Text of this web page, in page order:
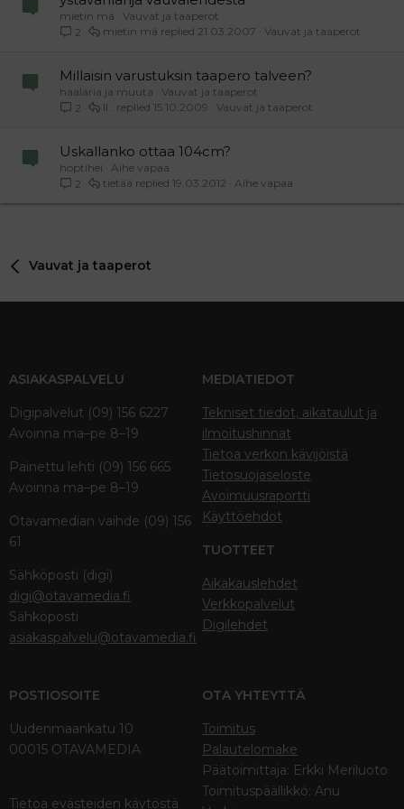
mietin mä
Vauvat ja taaperot
2
Vauvat ja taaperot
21.03.2007
mietin mä
Millaisin varustuksin taapero talveen?
haalaria ja muuta
Vauvat ja taaperot
2
Vauvat ja taaperot
15.10.2009
ll..
Uskallanko ottaa 104cm?
hoptihei
Aihe vapaa
2
Aihe vapaa
19.03.2012
tietää
Vauvat ja taaperot
ASIAKASPALVELU
Digipalvelut (09) 156 6227
Avoinna ma–pe 8–19
Painettu lehti (09) 156 665
Avoinna ma–pe 8–19
Otavamedian vaihde (09) 156
61
Sähköposti (digi)
digi@otavamedia.fi
Sähköposti
asiakaspalvelu@otavamedia.fi
MEDIATIEDOT
Tekniset tiedot, aikataulut ja
ilmoitushinnat
Tietoa verkon kävijöistä
Tietosuojaseloste
Avoimuusraportti
Käyttöehdot
TUOTTEET
Aikakauslehdet
Verkkopalvelut
Digilehdet
POSTIOSOITE
Uudenmaankatu 10
00015 OTAVAMEDIA
Tietoa evästeiden käytöstä
OTA YHTEYTTÄ
Toimitus
Palautelomake
Päätoimittaja: Erkki Meriluoto
Toimituspäällikkö: Anu